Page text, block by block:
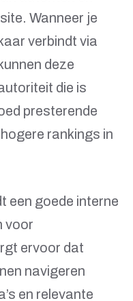
Wanneer je
verbindt via
deze
die is
presterende
rankings in
een goede interne
voor
ervoor dat
navigeren
en relevante